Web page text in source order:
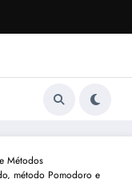
Métodos
método Pomodoro e